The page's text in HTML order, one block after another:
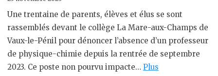
Une trentaine de parents, élèves et élus se sont
rassemblés devant le collège La Mare-aux-Champs de
Vaux-le-Pénil pour dénoncer l’absence d’un professeur
de physique-chimie depuis la rentrée de septembre
2023. Ce poste non pourvu impacte… Plus